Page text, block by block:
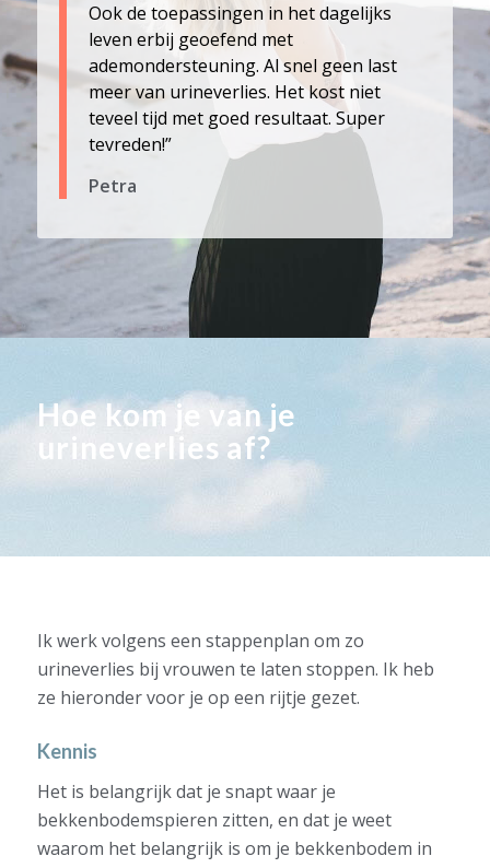
Ook de toepassingen in het dagelijks
leven erbij geoefend met
ademondersteuning. Al snel geen last
meer van urineverlies. Het kost niet
teveel tijd met goed resultaat. Super
tevreden!”
Petra
Hoe kom je van je
urineverlies af?
Ik werk volgens een stappenplan om zo
urineverlies bij vrouwen te laten stoppen. Ik heb
ze hieronder voor je op een rijtje gezet.
Kennis
Het is belangrijk dat je snapt waar je
bekkenbodemspieren zitten, en dat je weet
waarom het belangrijk is om je bekkenbodem in